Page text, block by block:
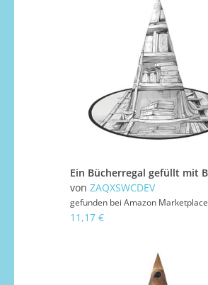
von ZAQXSWCDEV
gefunden bei Amazon Marketplace
11,17 €